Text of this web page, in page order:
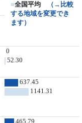
■全国平均
（→比較
する地域を変更でき
ます）
0
52.30
637.45
1141.31
465.79